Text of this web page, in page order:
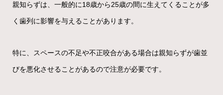
親知らずは、一般的に18歳から25歳の間に生えてくることが多
く歯列に影響を与えることがあります。
特に、スペースの不足や不正咬合がある場合は親知らずが歯並
びを悪化させることがあるので注意が必要です。